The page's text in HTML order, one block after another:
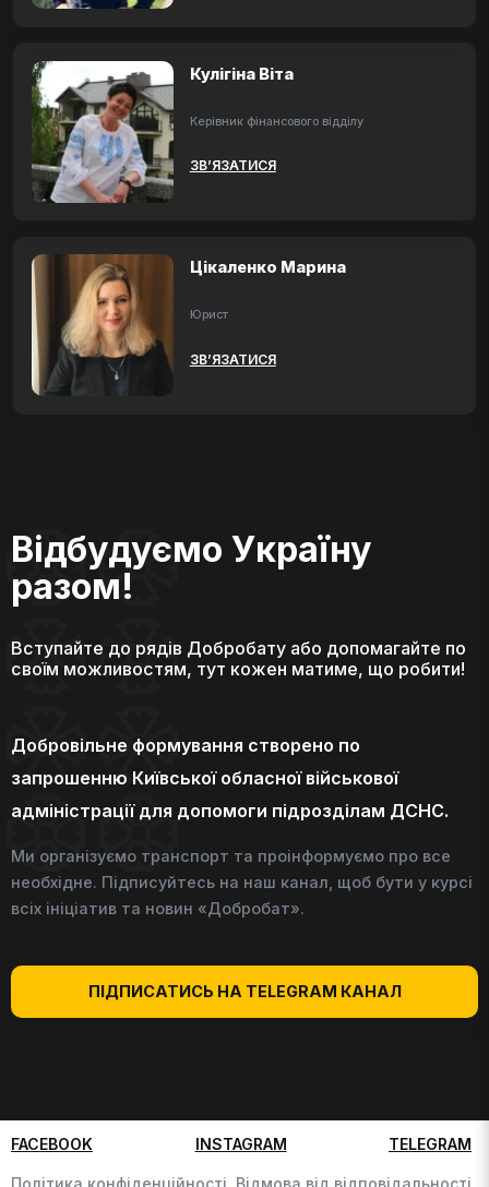
Кулігіна Віта
Керівник фінансового відділу
ЗВ’ЯЗАТИСЯ
Цікаленко Марина
Юрист
ЗВ’ЯЗАТИСЯ
Відбудуємо Україну
разом!
Вступайте до рядів Добробату або допомагайте по
своїм можливостям, тут кожен матиме, що робити!
Добровільне формування створено по
запрошенню Київської обласної військової
адміністрації для допомоги підрозділам ДСНС.
Ми організуємо транспорт та проінформуємо про все
необхідне. Підписуйтесь на наш канал, щоб бути у курсі
всіх ініціатив та новин «Добробат».
ПІДПИСАТИСЬ НА TELEGRAM КАНАЛ
FACEBOOK INSTAGRAM TELEGRAM
Політика конфіденційності, Відмова від відповідальності